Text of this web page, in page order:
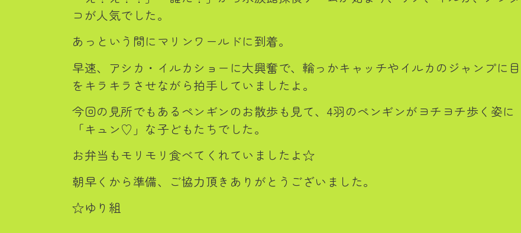
コが人気でした。
あっという間にマリンワールドに到着。
早速、アシカ・イルカショーに大興奮で、輪っかキャッチやイルカのジャンプに目
をキラキラさせながら拍手していましたよ。
今回の見所でもあるペンギンのお散歩も見て、4羽のペンギンがヨチヨチ歩く姿に
「キュン♡」な子どもたちでした。
お弁当もモリモリ食べてくれていましたよ☆
朝早くから準備、ご協力頂きありがとうございました。
☆ゆり組